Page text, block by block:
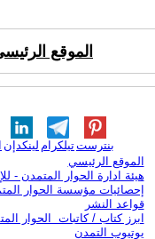
الموقع
لينكدإن تيلكرامبنترست
الموقع الرئيسي
هيئة ادارة الحوار المتمدن -
إحصائيات مؤسسة الحوار
قواعد النشر
ابرز كتاب / كاتبات الحوار
يوتيوب التمدن